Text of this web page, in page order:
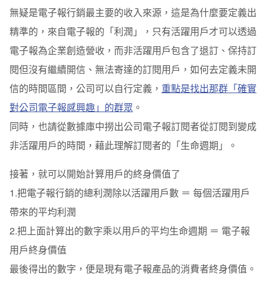
無疑是電子報行銷最主要的收入來源，這是為什麼要定義出
精準的，來自電子報的「利潤」，只有活躍用戶才可以透過
電子報為企業創造營收，而非活躍用戶包含了退訂、保持訂
閱但沒有繼續開信、無法寄達的訂閱用戶，如何去定義未開
信的時間區間，公司可以自行定義， 重點是找出那群「確實
對公司電子報感興趣」的群眾 。
同時，也請從數據庫中撈出公司電子報訂閱者從訂閱到變成
非活躍用戶的時間，藉此理解訂閱者的「生命週期」。
接著，就可以開始計算用戶的終身價值了
1.把電子報行銷的總利潤除以活躍用戶數 ＝ 每個活躍用戶
帶來的平均利潤
2.把上面計算出的數字乘以用戶的平均生命週期 ＝ 電子報
用戶終身價值
最後得出的數字，便是現有電子報產品的消費者終身價值。